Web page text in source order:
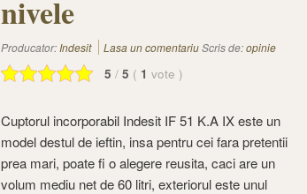
nivele
Producator: Indesit Lasa un comentariuScris de:opinie
5 / 5 ( 1 vote )
Cuptorul incorporabil Indesit IF 51 K.A IX este un
model destul de ieftin, insa pentru cei fara pretentii
prea mari, poate fi o alegere reusita, caci are un
volum mediu net de 60 litri, exteriorul este unul